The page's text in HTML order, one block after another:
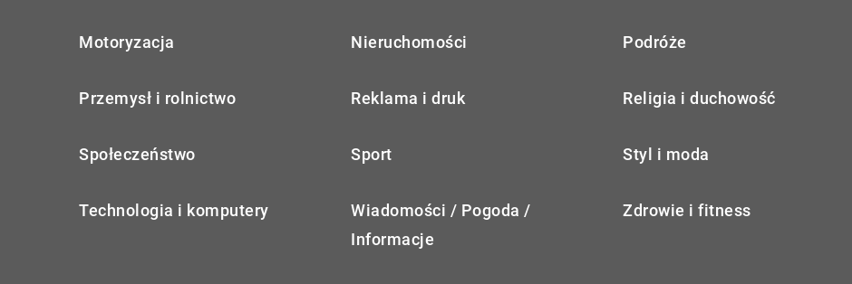
Motoryzacja Nieruchomości Podróże
Przemysł i rolnictwo Reklama i druk Religia i duchowość
Społeczeństwo Sport Styl i moda
Technologia i komputery
Wiadomości / Pogoda /
Informacje
Zdrowie i fitness